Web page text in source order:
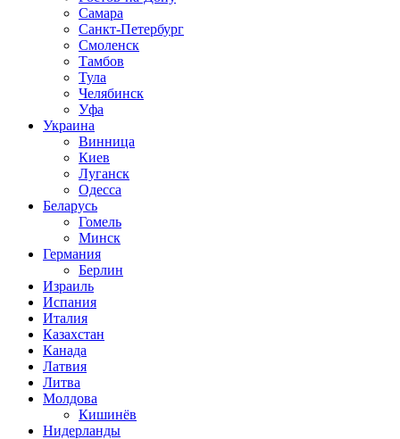
Самара
Санкт-Петербург
Смоленск
Тамбов
Тула
Челябинск
Уфа
Украина
Винница
Киев
Луганск
Одесса
Беларусь
Гомель
Минск
Германия
Берлин
Израиль
Испания
Италия
Казахстан
Канада
Латвия
Литва
Молдова
Кишинёв
Нидерланды